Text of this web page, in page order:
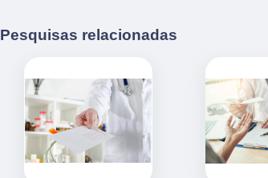
Pesquisas relacionadas